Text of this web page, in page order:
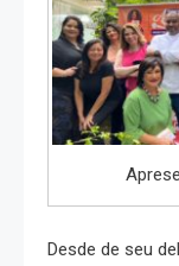
Desde de seu